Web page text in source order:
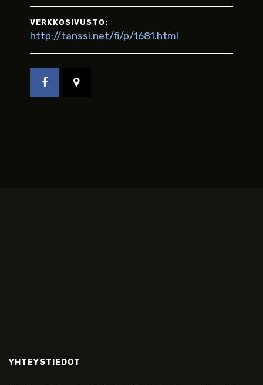
VERKKOSIVUSTO:
http://tanssi.net/fi/p/1681.html
YHTEYSTIEDOT